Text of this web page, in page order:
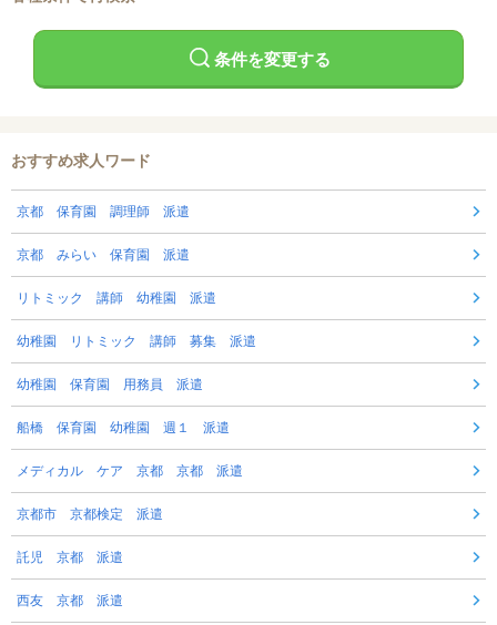
条件を変更する
おすすめ求人ワード
京都 保育園 調理師 派遣
京都 みらい 保育園 派遣
リトミック 講師 幼稚園 派遣
幼稚園 リトミック 講師 募集 派遣
幼稚園 保育園 用務員 派遣
船橋 保育園 幼稚園 週１ 派遣
メディカル ケア 京都 京都 派遣
京都市 京都検定 派遣
託児 京都 派遣
西友 京都 派遣